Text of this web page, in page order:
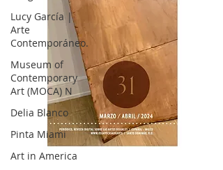
Lucy García |
Arte
Contemporáneo.
Museum of
Contemporary
Art (MOCA) N
Delia Blanco
Pinta Miami
Art in America
OCA|News 31 / Marzo-Abril / 2024